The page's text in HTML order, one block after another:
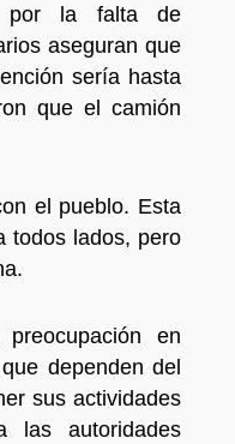
por la falta de
aseguran que
sería hasta
que el camión
el pueblo. Esta
todos lados, pero
en
dependen del
sus actividades
las autoridades